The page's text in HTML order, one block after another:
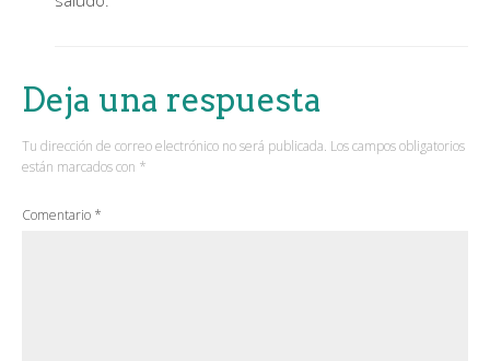
Deja una respuesta
Tu dirección de correo electrónico no será publicada. Los campos obligatorios
están marcados con *
Comentario *